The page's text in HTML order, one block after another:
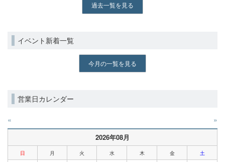
過去一覧を見る
イベント新着一覧
今月の一覧を見る
営業日カレンダー
« »
2026年08月
日 月 火 水 木 金 土